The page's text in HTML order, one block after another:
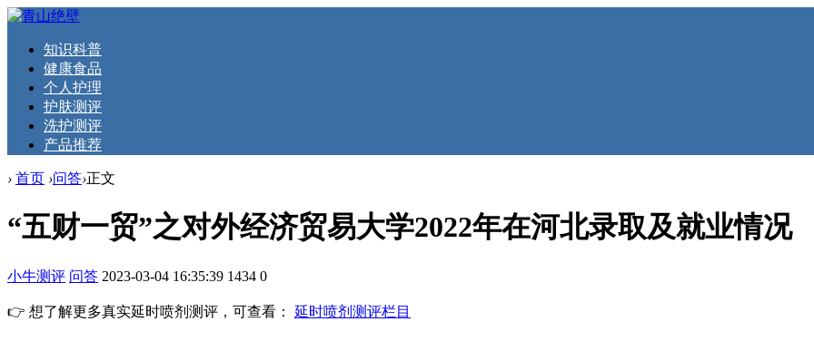
知识科普
健康食品
个人护理
护肤测评
洗护测评
产品推荐
› 首页 ›问答›正文
“五财一贸”之对外经济贸易大学2022年在河北录取及就业情况
小牛测评 问答 2023-03-04 16:35:39 1434 0
👉 想了解更多真实延时喷剂测评，可查看： 延时喷剂测评栏目